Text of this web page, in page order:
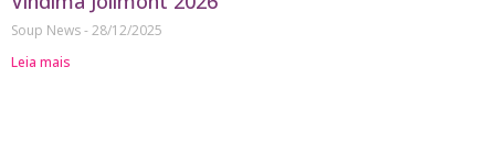
Soup News 28/12/2025
Leia mais